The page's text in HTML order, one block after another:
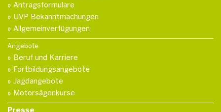
Antragsformulare
UVP Bekanntmachungen
Allgemeinverfügungen
Angebote
Beruf und Karriere
Fortbildungsangebote
Jagdangebote
Motorsägenkurse
Presse